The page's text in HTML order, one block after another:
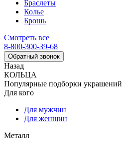
Браслеты
Колье
Брошь
Смотреть все
8-800-300-39-68
Обратный звонок
Назад
КОЛЬЦА
Популярные подборки украшений
Для кого
Для мужчин
Для женщин
Металл